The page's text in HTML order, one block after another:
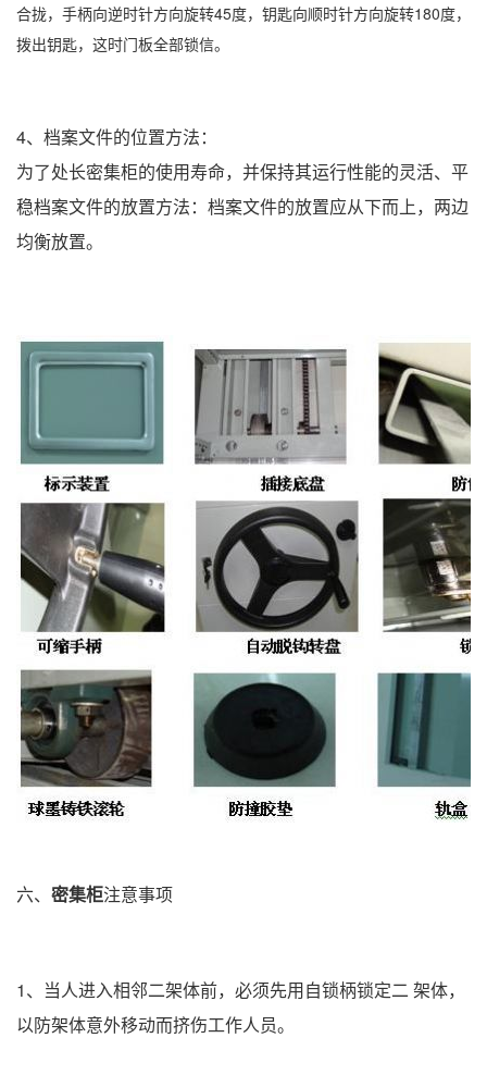
合拢，手柄向逆时针方向旋转45度，钥匙向顺时针方向旋转180度，
拨出钥匙，这时门板全部锁信。
4、档案文件的位置方法：
为了处长密集柜的使用寿命，并保持其运行性能的灵活、平
稳档案文件的放置方法：档案文件的放置应从下而上，两边
均衡放置。
六、 密集柜注意事项
1、当人进入相邻二架体前，必须先用自锁柄锁定二 架体，
以防架体意外移动而挤伤工作人员。